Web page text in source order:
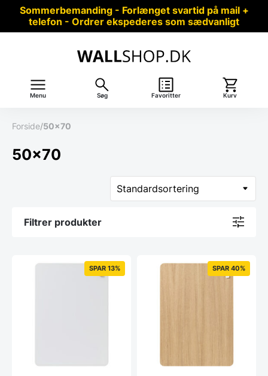
Sommerbemanding - Forlænget svartid på mail +
telefon - Ordrer ekspederes som sædvanligt
Menu Søg Favoritter Kurv
Forside/50x70
50x70
Filtrer produkter
SPAR 13% SPAR 40%